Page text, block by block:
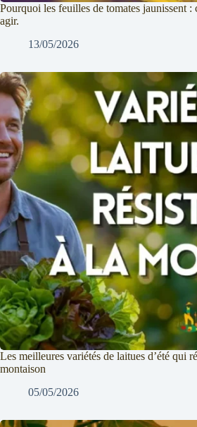
Pourquoi les feuilles de tomates jaunissent :
agir.
13/05/2026
Les meilleures variétés de laitues d’été qui
montaison
05/05/2026